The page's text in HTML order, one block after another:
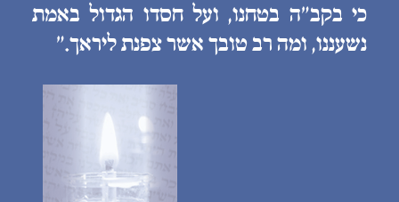
כי בקב״ה בטחנו, ועל חסדו הגדול באמת
נשעננו, ומה רב טובך אשר צפנת ליראך.״